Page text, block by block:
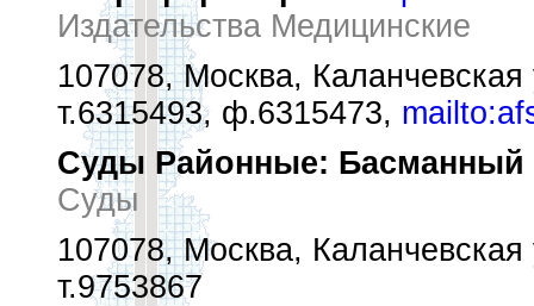
Издательства Медицинские
107078, Москва, Каланчевская
т.6315493, ф.6315473,
Суды Районные: Басманный
Суды
107078, Москва, Каланчевская
т.9753867